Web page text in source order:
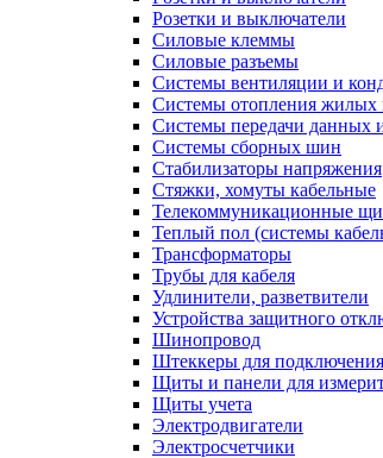
Розетки и выключатели
Силовые клеммы
Силовые разъемы
Системы вентиляции и
Системы отопления
Системы передачи данных
Системы сборных шин
Стабилизаторы напряжения
Стяжки, хомуты кабельные
Телекоммуникационные
Теплый пол (системы
Трансформаторы
Трубы для кабеля
Удлинители, разветвители
Устройства защитного
Шинопровод
Штеккеры для
Щиты и панели для
Щиты учета
Электродвигатели
Электросчетчики